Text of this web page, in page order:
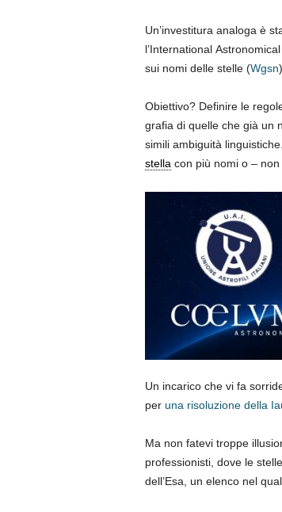
Un’investitura analoga è
l’International
sui nomi delle stelle (Wgsn
Obiettivo? Definire le
grafia di quelle che già un
simili ambiguità
stellacon più nomi o – non
Un incarico che vi fa
per una risoluzione della
Ma non fatevi troppe
professionisti, dove le
dell’Esa, un elenco nel